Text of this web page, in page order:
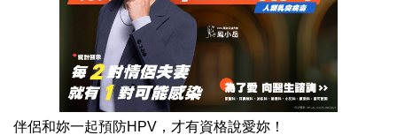
伴侶和妳一起預防HPV，才有資格說愛妳！